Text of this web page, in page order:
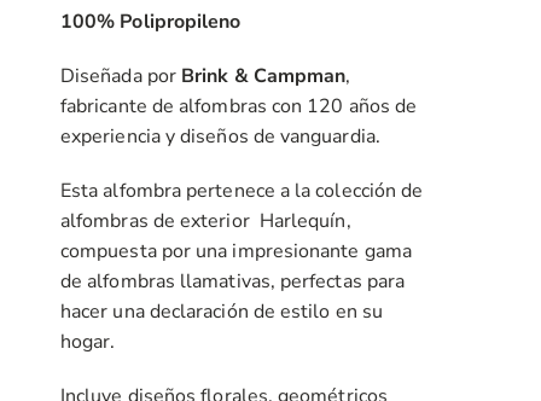
265,00 €
hasta
829,00 €
100% Polipropileno
Diseñada por Brink & Campman,
fabricante de alfombras con 120 años de
experiencia y diseños de vanguardia.
Esta alfombra pertenece a la colección de
alfombras de exterior Harlequín,
compuesta por una impresionante gama
de alfombras llamativas, perfectas para
hacer una declaración de estilo en su
hogar.